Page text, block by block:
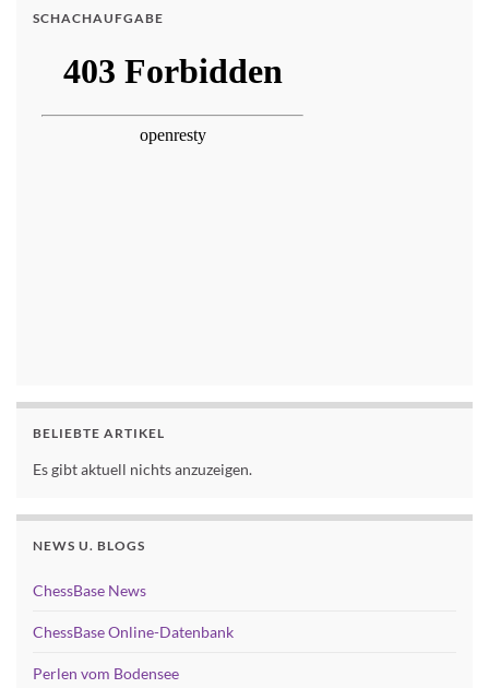
SCHACHAUFGABE
BELIEBTE ARTIKEL
Es gibt aktuell nichts anzuzeigen.
NEWS U. BLOGS
ChessBase News
ChessBase Online-Datenbank
Perlen vom Bodensee